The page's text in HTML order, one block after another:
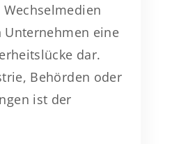
Wechselmedien
eine
dar.
Behörden oder
ist der